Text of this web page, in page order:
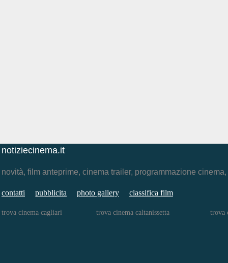
notiziecinema.it
novità, film anteprime, cinema trailer, programmazione
contatti pubblicita photo gallery classifica film
trova cinema cagliari trova cinema caltanissetta trova